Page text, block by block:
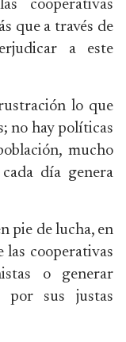
cooperativas
que a través de
a este
lo que
no hay políticas
mucho
día genera
pie de lucha, en
las cooperativas
o generar
por sus justas